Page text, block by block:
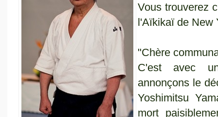
Vous trouverez
l'Aïkikaï de New
"Chère
C'est avec
annonçons le
Yoshimitsu
mort